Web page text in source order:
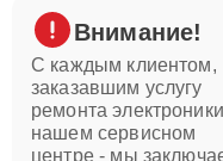
Внимание!
С каждым клиентом,
заказавшим услугу
ремонта
нашем сервисном
центре - мы